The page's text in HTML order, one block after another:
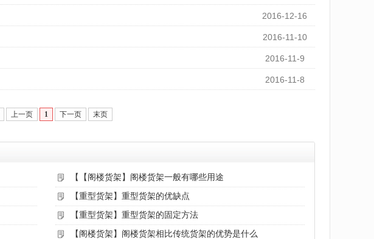
2016-12-16
2016-11-10
2016-11-9
2016-11-8
上一页 1 下一页 末页
【【阁楼货架】阁楼货架一般有哪些用途
【重型货架】重型货架的优缺点
【重型货架】重型货架的固定方法
【阁楼货架】阁楼货架相比传统货架的优势是什么